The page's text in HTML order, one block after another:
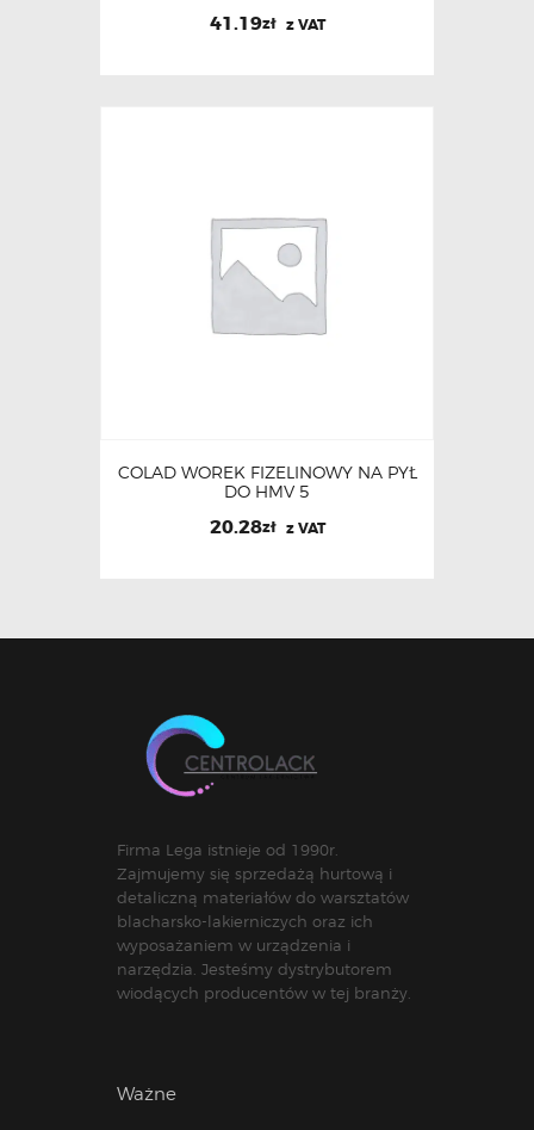
41.19zł z VAT
COLAD WOREK FIZELINOWY NA PYŁ
DO HMV 5
20.28zł z VAT
Firma Lega istnieje od 1990r.
Zajmujemy się sprzedażą hurtową i
detaliczną materiałów do warsztatów
blacharsko-lakierniczych oraz ich
wyposażaniem w urządzenia i
narzędzia. Jesteśmy dystrybutorem
wiodących producentów w tej branży.
Ważne